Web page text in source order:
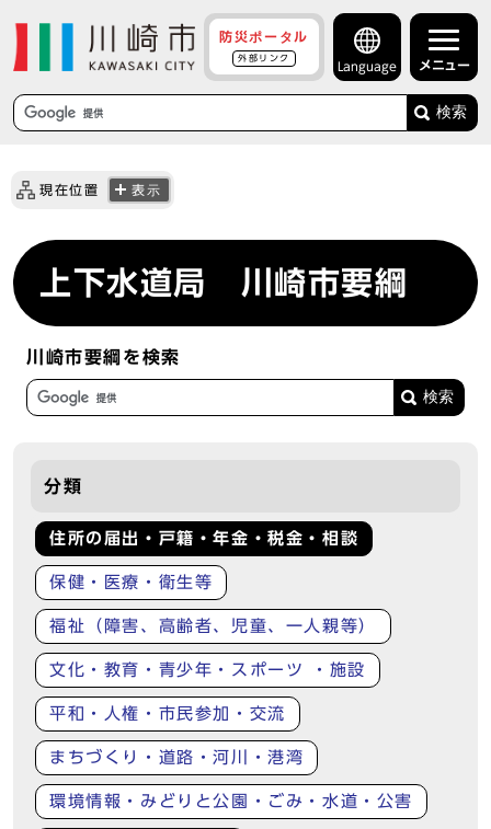
防災ポータル
外部リンク
Language メニュー
検索
現在位置 表示
上下水道局 川崎市要綱
川崎市要綱を検索
分類
住所の届出・戸籍・年金・税金・相談
保健・医療・衛生等
福祉（障害、高齢者、児童、一人親等）
文化・教育・青少年・スポーツ ・施設
平和・人権・市民参加・交流
まちづくり・道路・河川・港湾
環境情報・みどりと公園・ごみ・水道・公害